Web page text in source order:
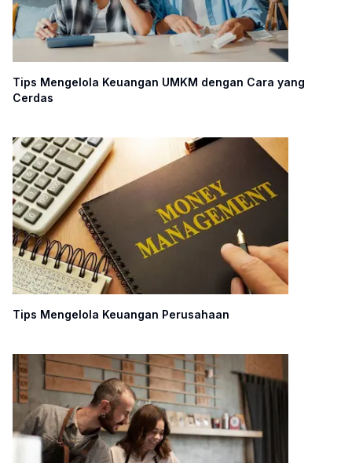
Tips Mengelola Keuangan UMKM dengan Cara yang
Cerdas
Tips Mengelola Keuangan Perusahaan